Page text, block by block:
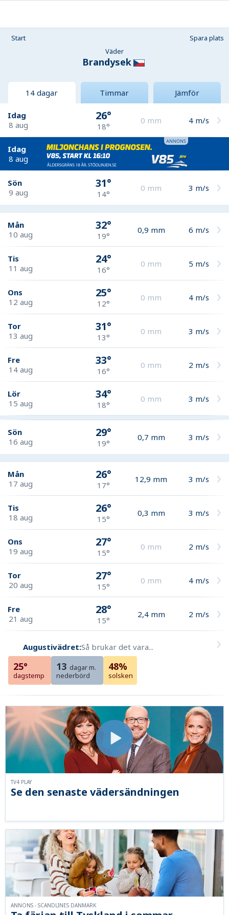
Start
Spara plats
Väder
Brandysek
14 dagar Timmar Jämför
Idag
8 aug
26°
18°
0 mm 4 m/s
Idag
8 aug
Sön
9 aug
31°
14°
0 mm 3 m/s
Mån
10 aug
32°
19°
0,9 mm 6 m/s
Tis
11 aug
24°
16°
0 mm 5 m/s
Ons
12 aug
25°
12°
0 mm 4 m/s
Tor
13 aug
31°
13°
0 mm 3 m/s
Fre
14 aug
33°
16°
0 mm 2 m/s
Lör
15 aug
34°
18°
0 mm 3 m/s
Sön
16 aug
29°
19°
0,7 mm 3 m/s
Mån
17 aug
26°
17°
12,9 mm 3 m/s
Tis
18 aug
26°
15°
0,3 mm 3 m/s
Ons
19 aug
27°
15°
0 mm 2 m/s
Tor
20 aug
27°
15°
0 mm 4 m/s
Fre
21 aug
28°
15°
2,4 mm 2 m/s
Augustivädret:Så brukar det vara...
25°
dagstemp
13 dagar m.
nederbörd
48%
solsken
Se den senaste vädersändningen
TV4 PLAY
ANNONS - SCANDLINES DANMARK